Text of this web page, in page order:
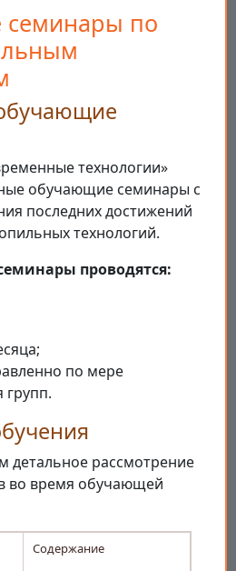
по
технологии»
обучающие семинары с
последних достижений
технологий.
проводятся:
по мере
детальное рассмотрение
во время обучающей
Содержание